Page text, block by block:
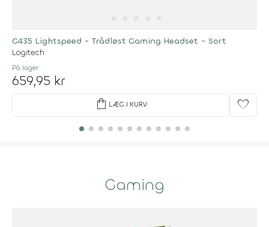
G435 Lightspeed - Trådløst Gaming Headset - Sort
Logitech
På lager
659,95 kr
shopping_bag LÆG I KURV favorite
Gaming